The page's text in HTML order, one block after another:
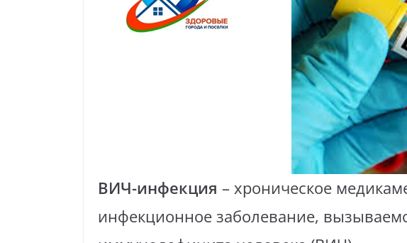
ВИЧ-инфекция – хроническое
инфекционное заболевание,